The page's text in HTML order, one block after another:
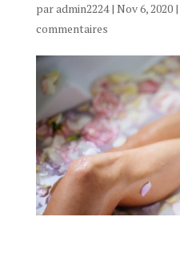
paradmin2224| Nov 6, 2020|
commentaires